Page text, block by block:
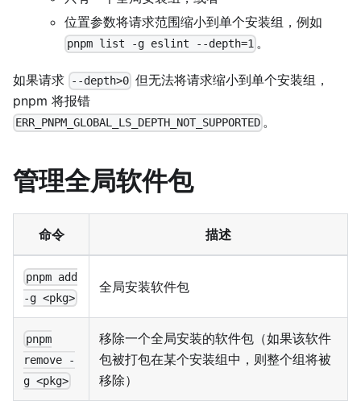
位置参数将请求范围缩小到单个安装组，例如
pnpm list -g eslint --depth=1 。
如果请求 --depth>0 但无法将请求缩小到单个安装组，
pnpm 将报错
ERR_PNPM_GLOBAL_LS_DEPTH_NOT_SUPPORTED 。
管理全局软件包
命令 描述
pnpm add
-g <pkg>
全局安装软件包
pnpm
remove -
g <pkg>
移除一个全局安装的软件包（如果该软件
包被打包在某个安装组中，则整个组将被
移除）